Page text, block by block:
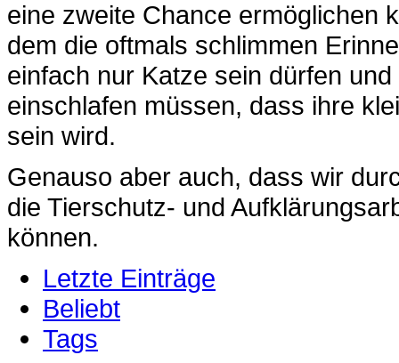
eine zweite Chance ermöglichen
dem die oftmals schlimmen
einfach nur Katze sein dürfen
einschlafen müssen, dass ihre
sein wird.
Genauso aber auch, dass wir
die Tierschutz- und
können.
Letzte Einträge
Beliebt
Tags